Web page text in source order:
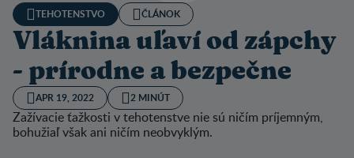
TEHOTENSTVO ČLÁNOK
Vláknina uľaví od zápchy
- prírodne a bezpečne
APR 19, 2022 2 MINÚT
Zažívacie ťažkosti v tehotenstve nie sú ničím príjemným,
bohužiaľ však ani ničím neobvyklým.